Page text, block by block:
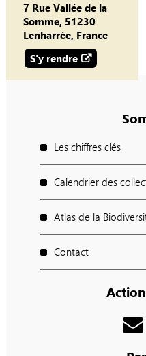
7 Rue Vallée de la
Somme, 51230
Lenharrée, France
S'y rendre
Les chiffres clés
Calendrier des collectes des déchets /
Atlas de la
Contact